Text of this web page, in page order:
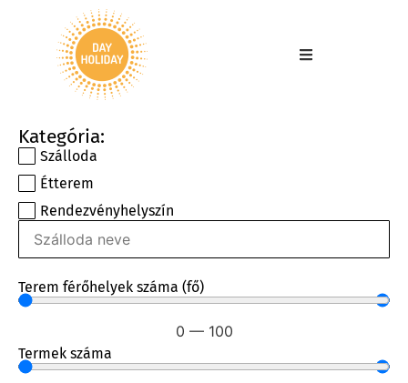
Kategória:
Szálloda
Étterem
Rendezvényhelyszín
Terem férőhelyek száma (fő)
0 — 100
Termek száma